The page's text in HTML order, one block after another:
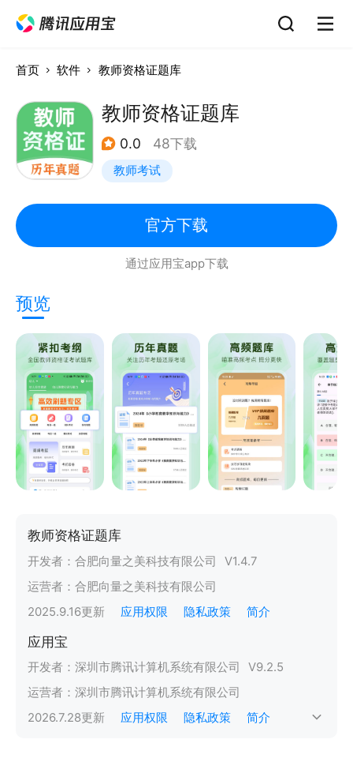
首页 软件 教师资格证题库
教师资格证题库
0.0 48下载
教师考试
官方下载
通过应用宝app下载
预览
教师资格证题库
开发者： 合肥向量之美科技有限公司 V1.4.7
运营者： 合肥向量之美科技有限公司
2025.9.16更新 应用权限 隐私政策 简介
应用宝
开发者： 深圳市腾讯计算机系统有限公司 V9.2.5
运营者： 深圳市腾讯计算机系统有限公司
2026.7.28更新 应用权限 隐私政策 简介